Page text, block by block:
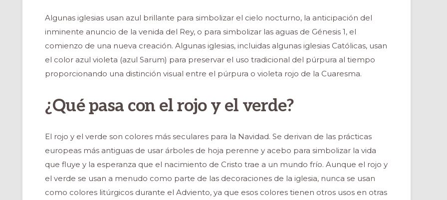
Algunas iglesias usan azul brillante para simbolizar el cielo nocturno, la anticipación del
inminente anuncio de la venida del Rey, o para simbolizar las aguas de Génesis 1, el
comienzo de una nueva creación. Algunas iglesias, incluidas algunas iglesias Católicas, usan
el color azul violeta (azul Sarum) para preservar el uso tradicional del púrpura al tiempo
proporcionando una distinción visual entre el púrpura o violeta rojo de la Cuaresma.
¿Qué pasa con el rojo y el verde?
El rojo y el verde son colores más seculares para la Navidad. Se derivan de las prácticas
europeas más antiguas de usar árboles de hoja perenne y acebo para simbolizar la vida
que fluye y la esperanza que el nacimiento de Cristo trae a un mundo frío. Aunque el rojo y
el verde se usan a menudo como parte de las decoraciones de la iglesia, nunca se usan
como colores litúrgicos durante el Adviento, ya que esos colores tienen otros usos en otras